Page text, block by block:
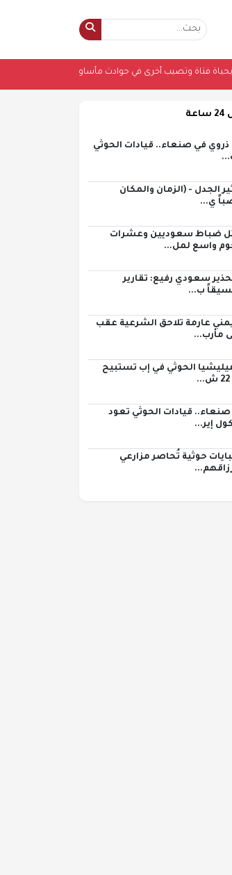
تودي بحياة فتاة وتصيب أخرى في حوادث مأساوية
ذروي في صنعاء.. قيادات الحوثي
الجدل - (الزمان والمكان
ي...
ضباط سعوديين وعشرات
واسع لمل...
سعودي رفيع: تقارير
ب...
عارمة تلاحق الشرعية عقب
مأرب...
الحوثي في إب تستبيح
قيادات الحوثي تعود
إير...
حوثية تُحاصر مزارعي